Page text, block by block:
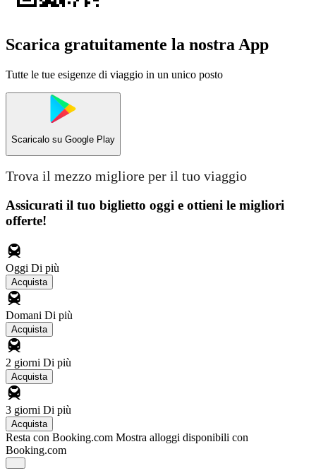
Scarica gratuitamente la nostra App
Tutte le tue esigenze di viaggio in un unico posto
Scaricalo su Google Play
Trova il mezzo migliore per il tuo viaggio
Assicurati il ​​tuo biglietto oggi e ottieni le migliori
offerte!
Oggi Di più
Acquista
Domani Di più
Acquista
2 giorni Di più
Acquista
3 giorni Di più
Acquista
Resta con Booking.com Mostra alloggi disponibili con
Booking.com